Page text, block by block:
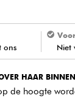
ons
Niet
HAAR
de hoogte